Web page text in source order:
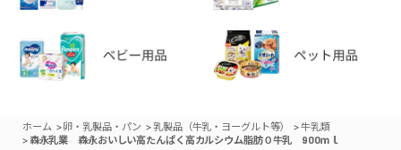
ホーム >卵・乳製品・パン >乳製品（牛乳・ヨーグルト等） >牛乳類
> 森永乳業 森永おいしい高たんぱく高カルシウム脂肪０牛乳 900ｍｌ